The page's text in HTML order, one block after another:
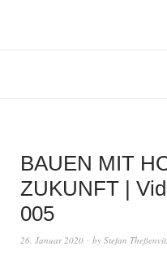
BAUEN MIT
ZUKUNFT |
005
26. Januar 2020 by Stefan